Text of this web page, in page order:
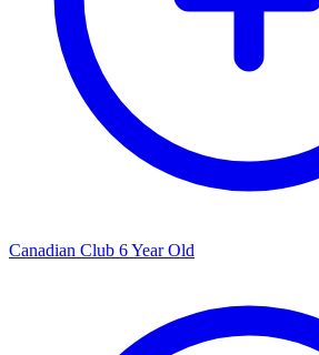
Canadian Club 6 Year Old